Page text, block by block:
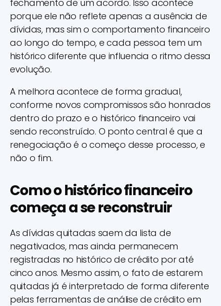
fechamento de um acordo. Isso acontece
porque ele não reflete apenas a ausência de
dívidas, mas sim o comportamento financeiro
ao longo do tempo, e cada pessoa tem um
histórico diferente que influencia o ritmo dessa
evolução.
A melhora acontece de forma gradual,
conforme novos compromissos são honrados
dentro do prazo e o histórico financeiro vai
sendo reconstruído. O ponto central é que a
renegociação é o começo desse processo, e
não o fim.
Como o histórico financeiro
começa a se reconstruir
As dívidas quitadas saem da lista de
negativados, mas ainda permanecem
registradas no histórico de crédito por até
cinco anos. Mesmo assim, o fato de estarem
quitadas já é interpretado de forma diferente
pelas ferramentas de análise de crédito em